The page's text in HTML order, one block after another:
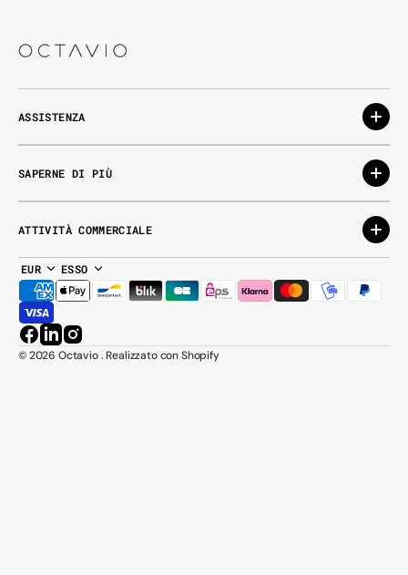
ASSISTENZA
SAPERNE DI PIÙ
ATTIVITÀ COMMERCIALE
EUR ESSO
Facebook
LinkedIn
Instagram
© 2026 Octavio. Realizzato con Shopify